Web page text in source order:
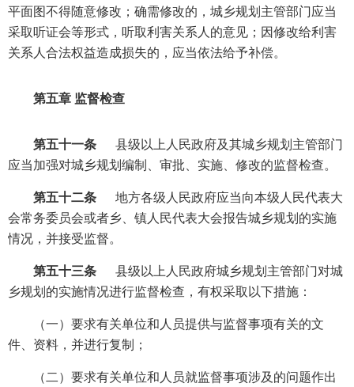
平面图不得随意修改；确需修改的，城乡规划主管部门应当
采取听证会等形式，听取利害关系人的意见；因修改给利害
关系人合法权益造成损失的，应当依法给予补偿。
第五章 监督检查
第五十一条
县级以上人民政府及其城乡规划主管部门
应当加强对城乡规划编制、审批、实施、修改的监督检查。
第五十二条
地方各级人民政府应当向本级人民代表大
会常务委员会或者乡、镇人民代表大会报告城乡规划的实施
情况，并接受监督。
第五十三条
县级以上人民政府城乡规划主管部门对城
乡规划的实施情况进行监督检查，有权采取以下措施：
（一）要求有关单位和人员提供与监督事项有关的文
件、资料，并进行复制；
（二）要求有关单位和人员就监督事项涉及的问题作出